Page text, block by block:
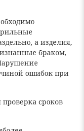
а изделия,
браком,
ошибок при
сроков